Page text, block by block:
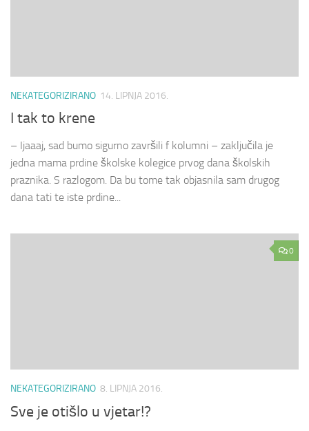
NEKATEGORIZIRANO 14. LIPNJA 2016.
I tak to krene
– Ijaaaj, sad bumo sigurno završili f kolumni – zaključila je
jedna mama prdine školske kolegice prvog dana školskih
praznika. S razlogom. Da bu tome tak objasnila sam drugog
dana tati te iste prdine...
0
NEKATEGORIZIRANO 8. LIPNJA 2016.
Sve je otišlo u vjetar!?